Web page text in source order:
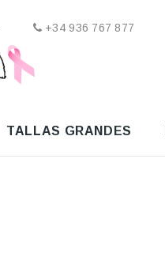
+34 936 767 877
TALLAS GRANDES